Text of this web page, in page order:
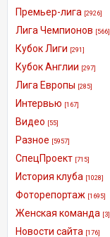
Премьер-лига [2926]
Лига Чемпионов [566]
Кубок Лиги [291]
Кубок Англии [297]
Лига Европы [285]
Интервью [167]
Видео [55]
Разное [5957]
СпецПроект [715]
История клуба [1028]
Фоторепортаж [1695]
Женская команда [3]
Новости сайта [176]